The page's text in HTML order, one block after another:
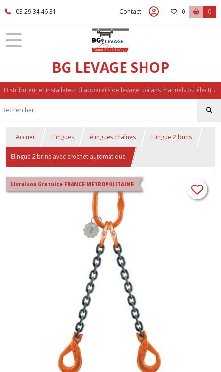
03 29 34 46 31 Contact 0 0
BG LEVAGE SHOP
Distributeur et installateur d'appareils de levage, palans manuels ou électriques, accessoires de levage, palonniers, potences
Accueil Elingues élingues chaînes Elingue 2 brins
Elingue 2 brins avec crochet automatique
Livraison Gratuite FRANCE METROPOLITAINE